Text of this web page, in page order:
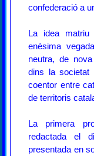
confederació a
La idea
enèsima
neutra, de
dins la societat
coentor entre
de territoris
La primera
redactada el
presentada en